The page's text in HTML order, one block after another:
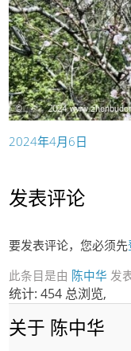
2024年4月6日
发表评论
要发表评论，您必须先
此条目是由 陈中华 发
统计: 454 总浏览,
关于 陈中华